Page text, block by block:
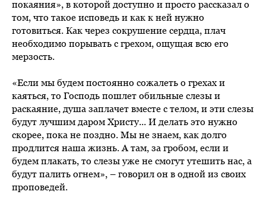
покаяния», в которой доступно и просто рассказал о
том, что такое исповедь и как к ней нужно
готовиться. Как через сокрушение сердца, плач
необходимо порывать с грехом, ощущая всю его
мерзость.
«Если мы будем постоянно сожалеть о грехах и
каяться, то Господь пошлет обильные слезы и
раскаяние, душа заплачет вместе с телом, и эти слезы
будут лучшим даром Христу... И делать это нужно
скорее, пока не поздно. Мы не знаем, как долго
продлится наша жизнь. А там, за гробом, если и
будем плакать, то слезы уже не смогут утешить нас, а
будут палить огнем», – говорил он в одной из своих
проповедей.